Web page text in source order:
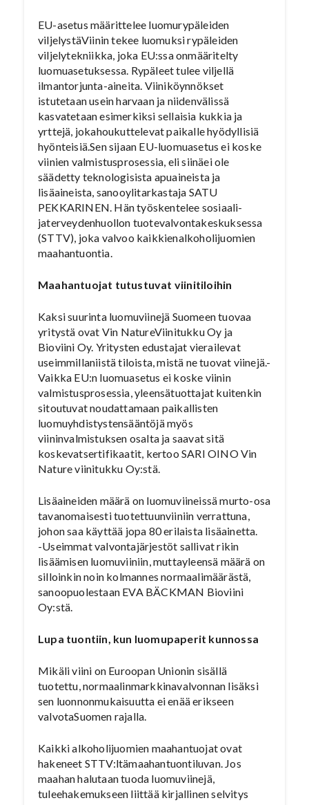
EU-asetus määrittelee luomurypäleiden
viljelystäViinin tekee luomuksi rypäleiden
viljelytekniikka, joka EU:ssa onmääritelty
luomuasetuksessa. Rypäleet tulee viljellä
ilmantorjunta-aineita. Viiniköynnökset
istutetaan usein harvaan ja niidenvälissä
kasvatetaan esimerkiksi sellaisia kukkia ja
yrttejä, jokahoukuttelevat paikalle hyödyllisiä
hyönteisiä.Sen sijaan EU-luomuasetus ei koske
viinien valmistusprosessia, eli siinäei ole
säädetty teknologisista apuaineista ja
lisäaineista, sanooylitarkastaja SATU
PEKKARINEN. Hän työskentelee sosiaali-
jaterveydenhuollon tuotevalvontakeskuksessa
(STTV), joka valvoo kaikkienalkoholijuomien
maahantuontia.
Maahantuojat tutustuvat viinitiloihin
Kaksi suurinta luomuviinejä Suomeen tuovaa
yritystä ovat Vin NatureViinitukku Oy ja
Bioviini Oy. Yritysten edustajat vierailevat
useimmillaniistä tiloista, mistä ne tuovat viinejä.-
Vaikka EU:n luomuasetus ei koske viinin
valmistusprosessia, yleensätuottajat kuitenkin
sitoutuvat noudattamaan paikallisten
luomuyhdistystensääntöjä myös
viininvalmistuksen osalta ja saavat sitä
koskevatsertifikaatit, kertoo SARI OINO Vin
Nature viinitukku Oy:stä.
Lisäaineiden määrä on luomuviineissä murto-osa
tavanomaisesti tuotettuunviiniin verrattuna,
johon saa käyttää jopa 80 erilaista lisäainetta.
-Useimmat valvontajärjestöt sallivat rikin
lisäämisen luomuviiniin, muttayleensä määrä on
silloinkin noin kolmannes normaalimäärästä,
sanoopuolestaan EVA BÄCKMAN Bioviini
Oy:stä.
Lupa tuontiin, kun luomupaperit kunnossa
Mikäli viini on Euroopan Unionin sisällä
tuotettu, normaalinmarkkinavalvonnan lisäksi
sen luonnonmukaisuutta ei enää erikseen
valvotaSuomen rajalla.
Kaikki alkoholijuomien maahantuojat ovat
hakeneet STTV:ltämaahantuontiluvan. Jos
maahan halutaan tuoda luomuviinejä,
tuleehakemukseen liittää kirjallinen selvitys